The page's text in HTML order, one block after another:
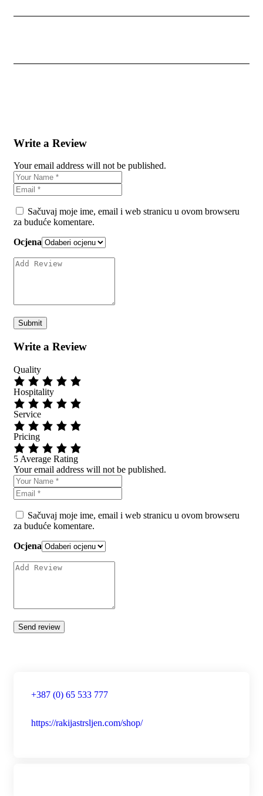
Write a Review
Your email address will not be published.
Sačuvaj moje ime, email i web stranicu u ovom browseru
za buduće komentare.
Ocjena
Write a Review
Quality
Hospitality
Service
Pricing
5 Average Rating
Your email address will not be published.
Sačuvaj moje ime, email i web stranicu u ovom browseru
za buduće komentare.
Ocjena
+387 (0) 65 533 777
https://rakijastrsljen.com/shop/